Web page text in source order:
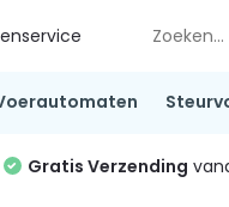
Gratis Verzending